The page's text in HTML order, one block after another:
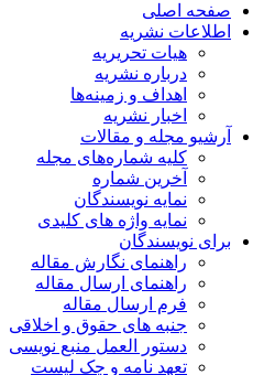
صفحه اصلی
اطلاعات نشریه
هیات تحریریه
درباره نشریه
اهداف و زمینه‌ها
اخبار نشریه
آرشیو مجله و مقالات
کلیه شماره‌های مجله
آخرین شماره
نمایه نویسندگان
نمایه واژه های کلیدی
برای نویسندگان
راهنمای نگارش مقاله
راهنمای ارسال مقاله
فرم ارسال مقاله
جنبه های حقوق و اخلاقی
دستور العمل منبع نویسی
تعهد نامه و چک لیست